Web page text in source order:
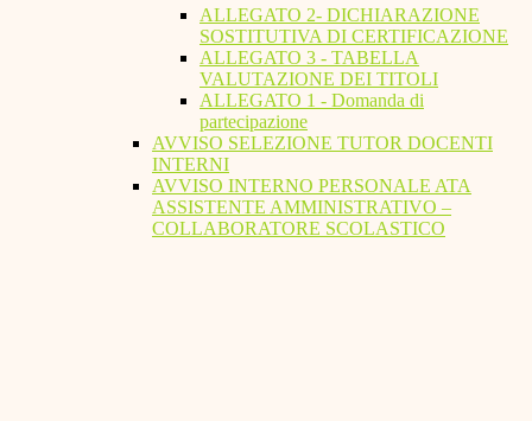
ALLEGATO 2- DICHIARAZIONE
SOSTITUTIVA DI CERTIFICAZIONE
ALLEGATO 3 - TABELLA
VALUTAZIONE DEI TITOLI
ALLEGATO 1 - Domanda di
partecipazione
AVVISO SELEZIONE TUTOR DOCENTI
INTERNI
AVVISO INTERNO PERSONALE ATA
ASSISTENTE AMMINISTRATIVO –
COLLABORATORE SCOLASTICO